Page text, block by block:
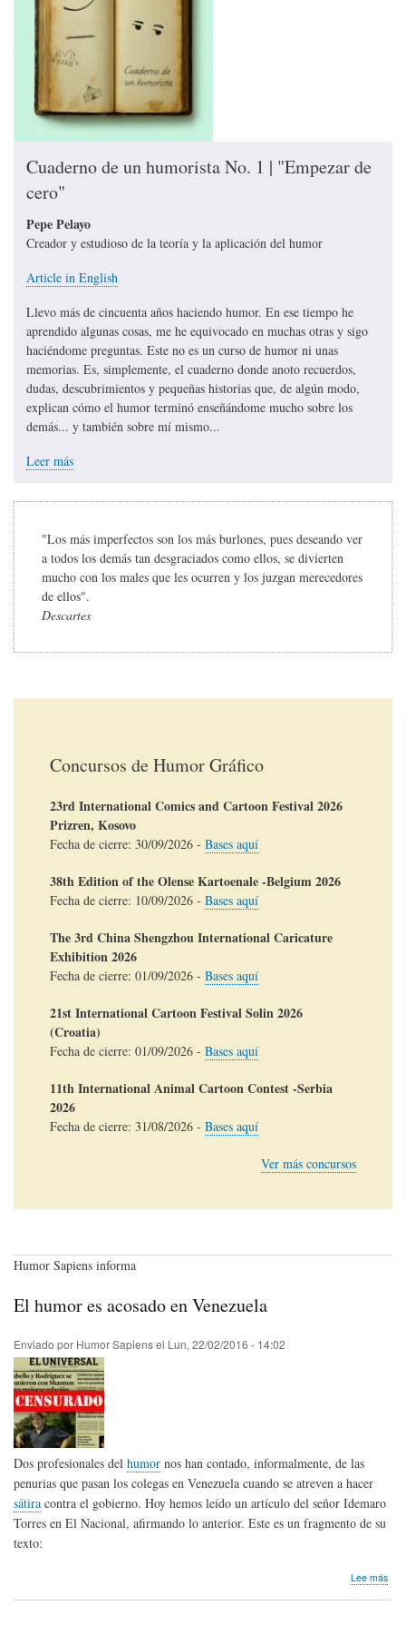
Cuaderno de un humorista No. 1 | "Empezar de
cero"
Pepe Pelayo
Creador y estudioso de la teoría y la aplicación del humor
Article in English
Llevo más de cincuenta años haciendo humor. En ese tiempo he
aprendido algunas cosas, me he equivocado en muchas otras y sigo
haciéndome preguntas. Este no es un curso de humor ni unas
memorias. Es, simplemente, el cuaderno donde anoto recuerdos,
dudas, descubrimientos y pequeñas historias que, de algún modo,
explican cómo el humor terminó enseñándome mucho sobre los
demás... y también sobre mí mismo...
Leer más
"Los más imperfectos son los más burlones, pues deseando ver
a todos los demás tan desgraciados como ellos, se divierten
mucho con los males que les ocurren y los juzgan merecedores
de ellos".
Descartes
Concursos de Humor Gráfico
23rd International Comics and Cartoon Festival 2026
Prizren, Kosovo
Fecha de cierre: 30/09/2026 - Bases aquí
38th Edition of the Olense Kartoenale -Belgium 2026
Fecha de cierre: 10/09/2026 - Bases aquí
The 3rd China Shengzhou International Caricature
Exhibition 2026
Fecha de cierre: 01/09/2026 - Bases aquí
21st International Cartoon Festival Solin 2026
(Croatia)
Fecha de cierre: 01/09/2026 - Bases aquí
11th International Animal Cartoon Contest -Serbia
2026
Fecha de cierre: 31/08/2026 - Bases aquí
Ver más concursos
Humor Sapiens informa
El humor es acosado en Venezuela
Enviado por Humor Sapiensel Lun, 22/02/2016 - 14:02
Dos profesionales del humor nos han contado, informalmente, de las
penurias que pasan los colegas en Venezuela cuando se atreven a hacer
sátira contra el gobierno. Hoy hemos leído un artículo del señor Idemaro
Torres en El Nacional, afirmando lo anterior. Este es un fragmento de su
texto:
Lee más